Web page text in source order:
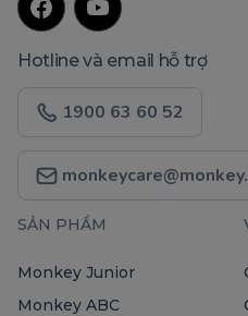
Hotline và email hỗ trợ
1900 63 60 52
SẢN PHẨM
Monkey Junior
Monkey ABC